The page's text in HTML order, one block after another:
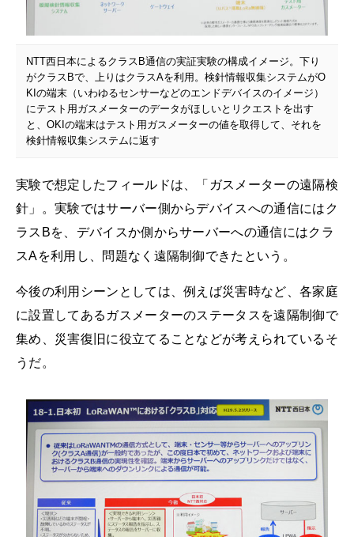
NTT西日本によるクラスB通信の実証実験の構成イメージ。下り
がクラスBで、上りはクラスAを利用。検針情報収集システムがO
KIの端末（いわゆるセンサーなどのエンドデバイスのイメージ）
にテスト用ガスメーターのデータがほしいとリクエストを出す
と、OKIの端末はテスト用ガスメーターの値を取得して、それを
検針情報収集システムに返す
実験で想定したフィールドは、「ガスメーターの遠隔検
針」。実験ではサーバー側からデバイスへの通信にはク
ラスBを、デバイスか側からサーバーへの通信にはクラ
スAを利用し、問題なく遠隔制御できたという。
今後の利用シーンとしては、例えば災害時など、各家庭
に設置してあるガスメーターのステータスを遠隔制御で
集め、災害復旧に役立てることなどが考えられているそ
うだ。